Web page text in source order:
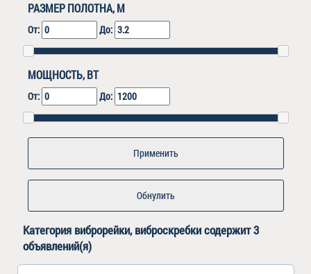
РАЗМЕР ПОЛОТНА, М
От: До:
МОЩНОСТЬ, ВТ
От: До:
Обнулить
Категория виброрейки, виброскребкисодержит 3
объявлений(я)